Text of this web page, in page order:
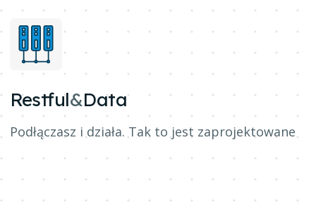
Restful&Data
Podłączasz i działa. Tak to jest zaprojektowane